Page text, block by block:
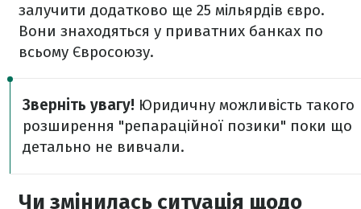
залучити додатково ще 25 мільярдів євро.
Вони знаходяться у приватних банках по
всьому Євросоюзу.
Зверніть увагу! Юридичну можливість такого
розширення "репараційної позики" поки що
детально не вивчали.
Чи змінилась ситуація щодо